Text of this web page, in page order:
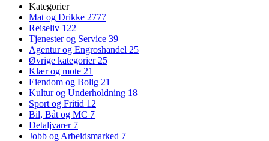
Kategorier
Mat og Drikke 2777
Reiseliv 122
Tjenester og Service 39
Agentur og Engroshandel 25
Øvrige kategorier 25
Klær og mote 21
Eiendom og Bolig 21
Kultur og Underholdning 18
Sport og Fritid 12
Bil, Båt og MC 7
Detaljvarer 7
Jobb og Arbeidsmarked 7